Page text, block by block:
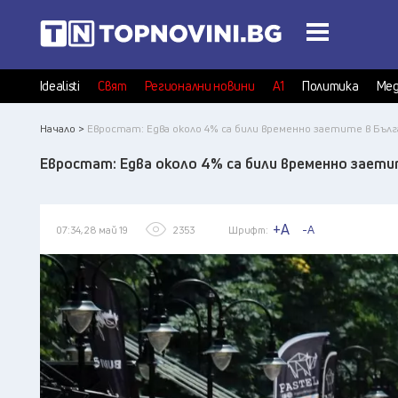
Idealisti Свят Регионални новини А1 Политика
Начало > Евростат: Едва около 4% са били временно заетите в
Евростат: Едва около 4% са били временно
07:34, 28 май 19 2353 Шрифт: +A -A